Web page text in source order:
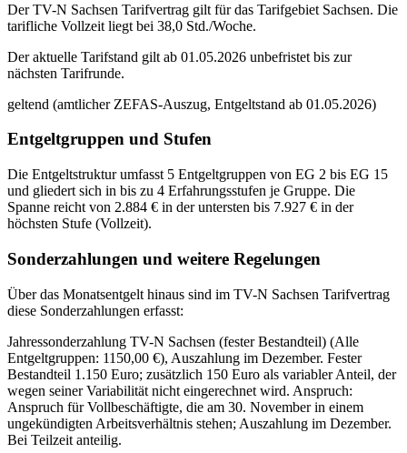
Der TV-N Sachsen Tarifvertrag gilt für das Tarifgebiet Sachsen. Die
tarifliche Vollzeit liegt bei 38,0 Std./Woche.
Der aktuelle Tarifstand gilt ab 01.05.2026 unbefristet bis zur
nächsten Tarifrunde.
geltend (amtlicher ZEFAS-Auszug, Entgeltstand ab 01.05.2026)
Entgeltgruppen und Stufen
Die Entgeltstruktur umfasst 5 Entgeltgruppen von EG 2 bis EG 15
und gliedert sich in bis zu 4 Erfahrungsstufen je Gruppe. Die
Spanne reicht von 2.884 € in der untersten bis 7.927 € in der
höchsten Stufe (Vollzeit).
Sonderzahlungen und weitere Regelungen
Über das Monatsentgelt hinaus sind im TV-N Sachsen Tarifvertrag
diese Sonderzahlungen erfasst:
Jahressonderzahlung TV-N Sachsen (fester Bestandteil) (Alle
Entgeltgruppen: 1150,00 €), Auszahlung im Dezember. Fester
Bestandteil 1.150 Euro; zusätzlich 150 Euro als variabler Anteil, der
wegen seiner Variabilität nicht eingerechnet wird. Anspruch:
Anspruch für Vollbeschäftigte, die am 30. November in einem
ungekündigten Arbeitsverhältnis stehen; Auszahlung im Dezember.
Bei Teilzeit anteilig.